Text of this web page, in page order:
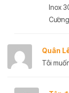
Inox
Quân
Tôi